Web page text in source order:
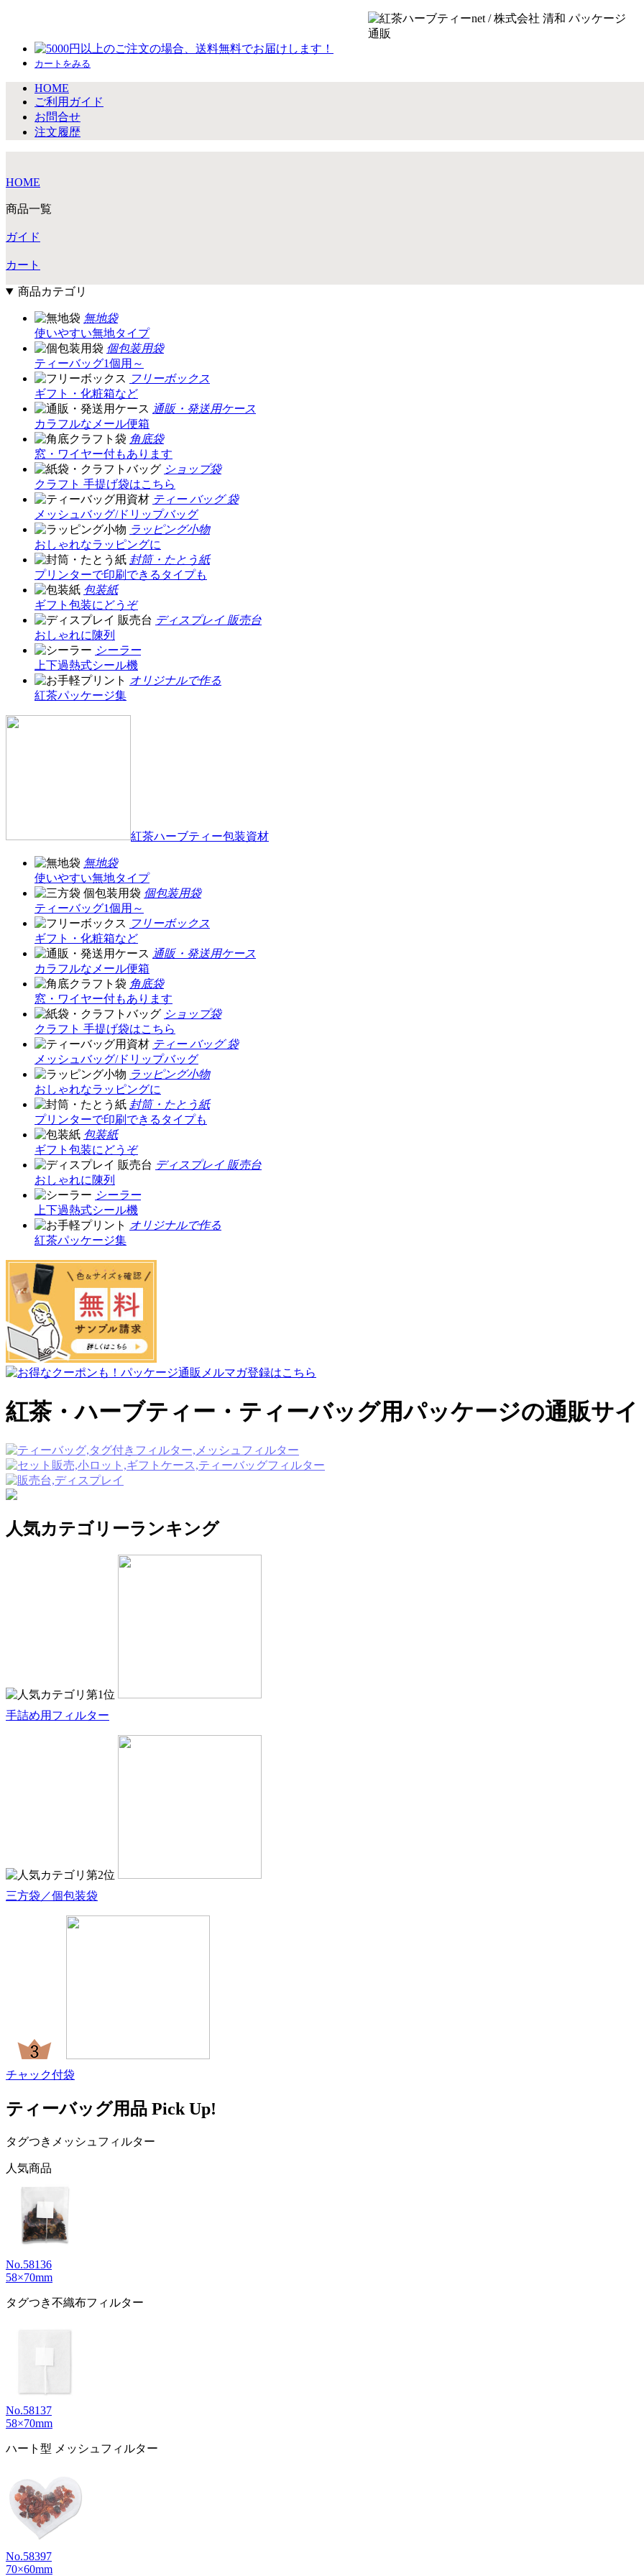
カートをみる
HOME
ご利用ガイド
お問合せ
注文履歴
HOME
商品一覧
ガイド
カート
商品カテゴリ
無地袋
使いやすい無地タイプ
個包装用袋
ティーバッグ1個用～
フリーボックス
ギフト・化粧箱など
通販・発送用ケース
カラフルなメール便箱
角底袋
窓・ワイヤー付もあります
ショップ袋
クラフト 手提げ袋はこちら
ティー バッグ 袋
メッシュバッグ/ドリップバッグ
ラッピング小物
おしゃれなラッピングに
封筒・たとう紙
プリンターで印刷できるタイプも
包装紙
ギフト包装にどうぞ
ディスプレイ 販売台
おしゃれに陳列
シーラー
上下過熱式シール機
オリジナルで作る
紅茶パッケージ集
紅茶ハーブティー包装資材
無地袋
使いやすい無地タイプ
個包装用袋
ティーバッグ1個用～
フリーボックス
ギフト・化粧箱など
通販・発送用ケース
カラフルなメール便箱
角底袋
窓・ワイヤー付もあります
ショップ袋
クラフト 手提げ袋はこちら
ティー バッグ 袋
メッシュバッグ/ドリップバッグ
ラッピング小物
おしゃれなラッピングに
封筒・たとう紙
プリンターで印刷できるタイプも
包装紙
ギフト包装にどうぞ
ディスプレイ 販売台
おしゃれに陳列
シーラー
上下過熱式シール機
オリジナルで作る
紅茶パッケージ集
紅茶・ハーブティー・ティーバッグ用パッケージの通販サイ
人気カテゴリーランキング
手詰め用フィルター
三方袋／個包装袋
チャック付袋
ティーバッグ用品 Pick Up!
タグつきメッシュフィルター
人気商品
No.58136
58×70mm
タグつき不織布フィルター
No.58137
58×70mm
ハート型 メッシュフィルター
No.58397
70×60mm